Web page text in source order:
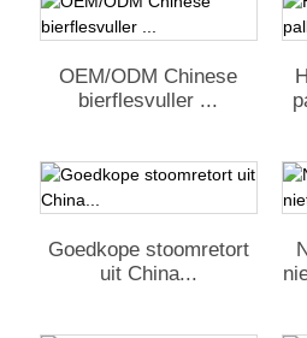
OEM/ODM Chinese
bierflesvuller ...
Goedkope stoomretort
uit China...